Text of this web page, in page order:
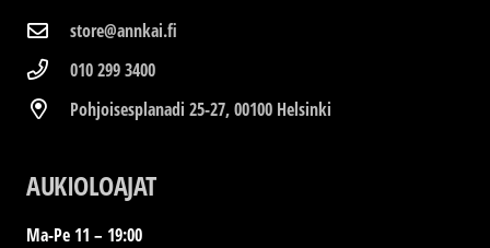
store@annkai.fi
010 299 3400
Pohjoisesplanadi 25-27, 00100 Helsinki
AUKIOLOAJAT
Ma-Pe 11 – 19:00